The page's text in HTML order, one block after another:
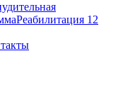
Реабилитация 12